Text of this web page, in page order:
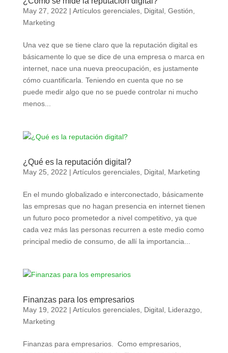
May 27, 2022 | Artículos gerenciales, Digital, Gestión
Marketing
Una vez que se tiene claro que la reputación digital es
básicamente lo que se dice de una empresa o marca en
internet, nace una nueva preocupación, es justamente
cómo cuantificarla. Teniendo en cuenta que no se
puede medir algo que no se puede controlar ni mucho
menos...
¿Qué es la reputación digital?
May 25, 2022 | Artículos gerenciales, Digital, Marketing
En el mundo globalizado e interconectado, básicamente
las empresas que no hagan presencia en internet tienen
un futuro poco prometedor a nivel competitivo, ya que
cada vez más las personas recurren a este medio como
principal medio de consumo, de allí la importancia...
Finanzas para los empresarios
May 19, 2022 | Artículos gerenciales, Digital, Liderazgo,
Marketing
Finanzas para empresarios. Como empresarios,